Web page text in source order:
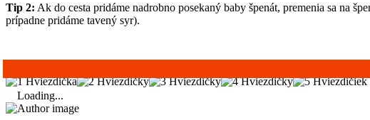
Tip 2: Ak do cesta pridáme nadrobno posekaný baby špenát, premenia sa na
prípadne pridáme tavený syr).
Loading...